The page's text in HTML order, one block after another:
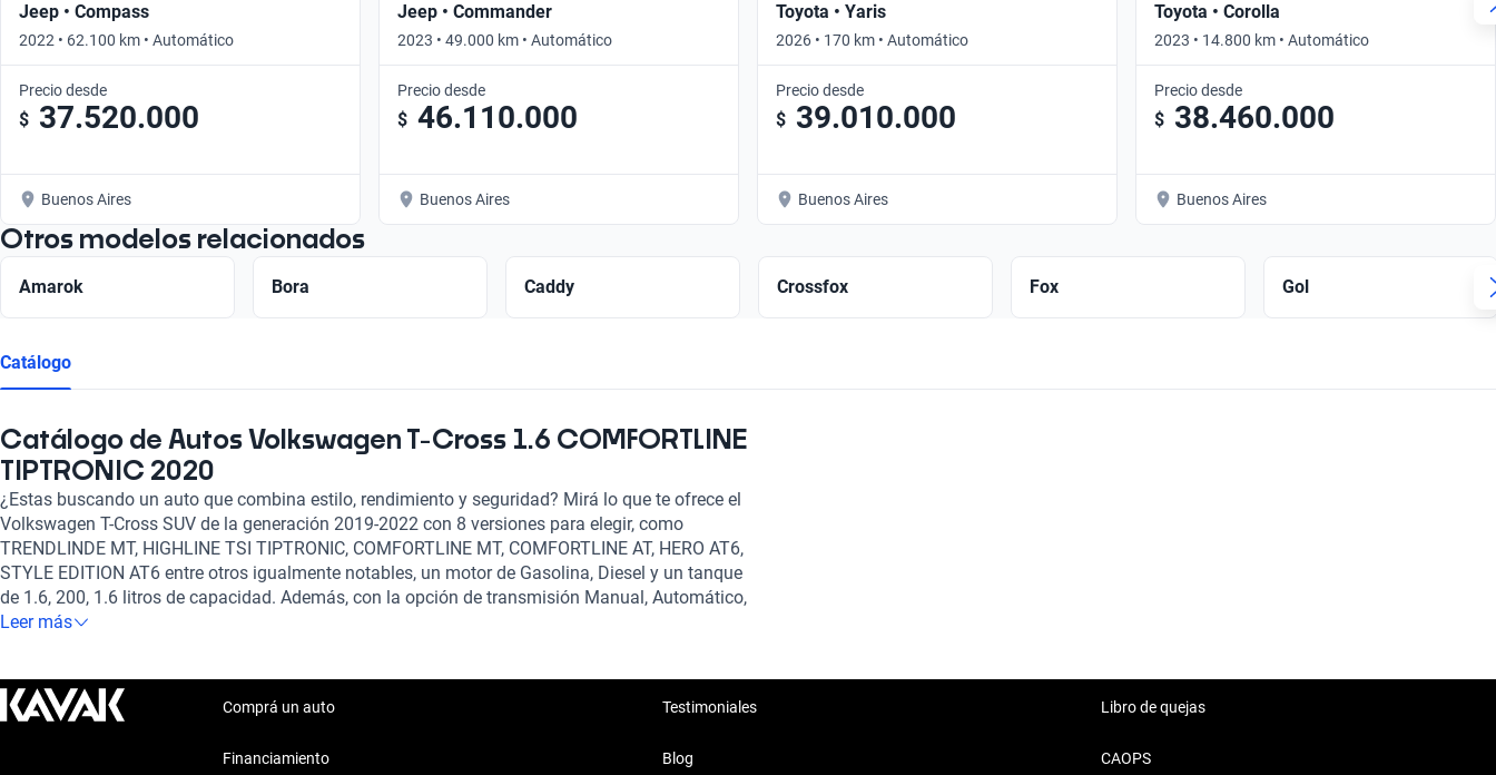
Jeep • Compass
2022 • 62.100 km • Automático
Precio desde
$ 37.520.000
Buenos Aires
Jeep • Commander
2023 • 49.000 km • Automático
Precio desde
$ 46.110.000
Buenos Aires
Toyota • Yaris
2026 • 170 km • Automático
Precio desde
$ 39.010.000
Buenos Aires
Toyota • Corolla
2023 • 14.800 km • Automático
Precio desde
$ 38.460.000
Buenos Aires
Otros modelos relacionados
Amarok Bora Caddy Crossfox Fox Gol
Catálogo
Catálogo de Autos Volkswagen T-Cross 1.6 COMFORTLINE
TIPTRONIC 2020
¿Estas buscando un auto que combina estilo, rendimiento y seguridad? Mirá lo que te ofrece el
Volkswagen T-Cross SUV de la generación 2019-2022 con 8 versiones para elegir, como
TRENDLINDE MT, HIGHLINE TSI TIPTRONIC, COMFORTLINE MT, COMFORTLINE AT, HERO AT6,
STYLE EDITION AT6 entre otros igualmente notables, un motor de Gasolina, Diesel y un tanque
de 1.6, 200, 1.6 litros de capacidad. Además, con la opción de transmisión Manual, Automático,
es el auto perfecto para cualquier situación.
Leer más
Comprá un auto
Financiamiento
Testimoniales
Blog
Libro de quejas
CAOPS